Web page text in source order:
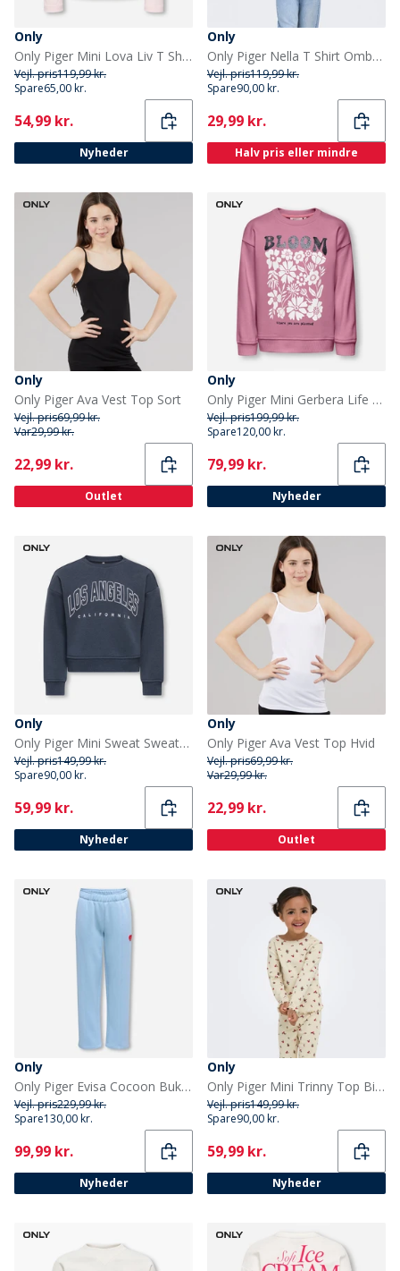
Only
Only Piger Mini Lova Liv T Shirt Barely Pink
Vejl. pris119,99 kr.
Spare65,00 kr.
Current
54,99 kr.
Nyheder
Only
Only Piger Nella T Shirt Ombre Blue
Vejl. pris119,99 kr.
Spare90,00 kr.
Current
29,99 kr.
Halv pris eller mindre
Only
Only Piger Ava Vest Top Sort
Vejl. pris69,99 kr.
Var29,99 kr.
Current
22,99 kr.
Outlet
Only
Only Piger Mini Gerbera Life Sweatshirt Mauve Orchid
Vejl. pris199,99 kr.
Spare120,00 kr.
Current
79,99 kr.
Nyheder
Only
Only Piger Mini Sweat Sweatshirt Ombre Blue
Vejl. pris149,99 kr.
Spare90,00 kr.
Current
59,99 kr.
Nyheder
Only
Only Piger Ava Vest Top Hvid
Vejl. pris69,99 kr.
Var29,99 kr.
Current
22,99 kr.
Outlet
Only
Only Piger Evisa Cocoon Bukser Soft Chambray
Vejl. pris229,99 kr.
Spare130,00 kr.
Current
99,99 kr.
Nyheder
Only
Only Piger Mini Trinny Top Birch
Vejl. pris149,99 kr.
Spare90,00 kr.
Current
59,99 kr.
Nyheder